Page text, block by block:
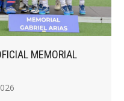
MEMORIAL